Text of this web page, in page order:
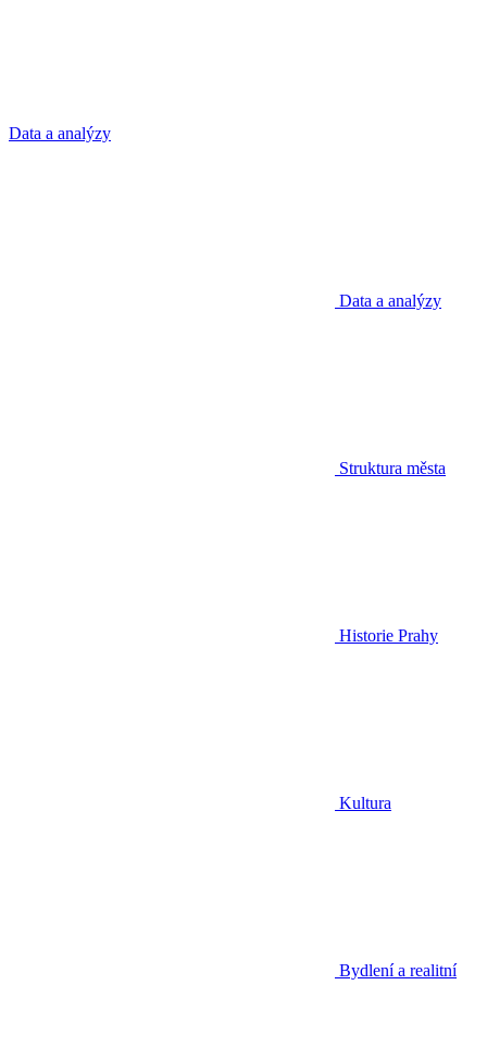
Data a analýzy
Data a analýzy
Struktura města
Historie Prahy
Kultura
Bydlení a realitní